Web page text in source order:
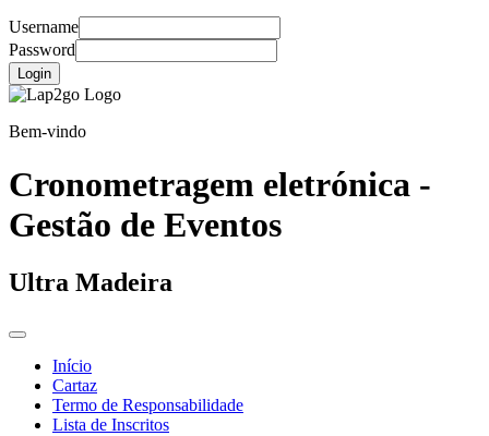
Username
Password
Login
Bem-vindo
Cronometragem eletrónica -
Gestão de Eventos
Ultra Madeira
Início
Cartaz
Termo de Responsabilidade
Lista de Inscritos